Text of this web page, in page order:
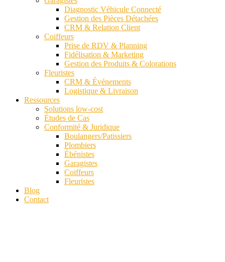
Diagnostic Véhicule Connecté
Gestion des Pièces Détachées
CRM & Relation Client
Coiffeurs
Prise de RDV & Planning
Fidélisation & Marketing
Gestion des Produits & Colorations
Fleuristes
CRM & Événements
Logistique & Livraison
Ressources
Solutions low-cost
Études de Cas
Conformité & Juridique
Boulangers/Patissiers
Plombiers
Ébénistes
Garagistes
Coiffeurs
Fleuristes
Blog
Contact